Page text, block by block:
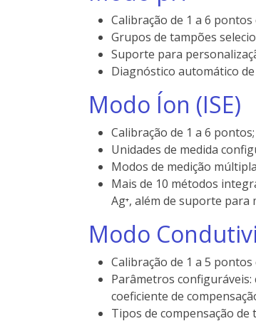
Calibração de 1 a 6
Grupos de tampões
Suporte para
Diagnóstico automático
Modo Íon (ISE)
Calibração de 1 a 6 pontos;
Unidades de medida
Modos de medição
Mais de 10 métodos
Ag⁺, além de suporte
Modo
Calibração de 1 a 5
Parâmetros
coeficiente de
Tipos de compensação